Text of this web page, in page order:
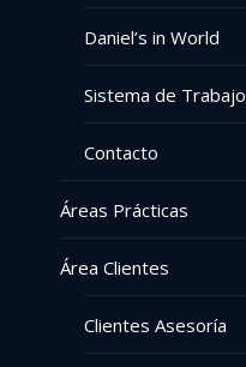
Daniel’s in World
Sistema de Trabajo
Contacto
Áreas Prácticas
Área Clientes
Clientes Asesoría